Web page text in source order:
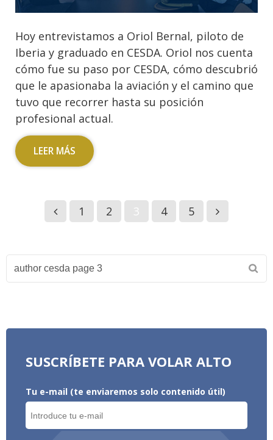
Hoy entrevistamos a Oriol Bernal, piloto de
Iberia y graduado en CESDA. Oriol nos cuenta
cómo fue su paso por CESDA, cómo descubrió
que le apasionaba la aviación y el camino que
tuvo que recorrer hasta su posición
profesional actual.
LEER MÁS
1 2 3 4 5
SUSCRÍBETE PARA VOLAR ALTO
Tu e-mail (te enviaremos solo contenido útil)